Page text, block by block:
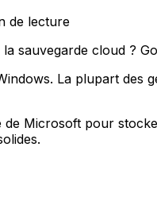
de lecture
sauvegarde cloud ?
La plupart
de Microsoft pour